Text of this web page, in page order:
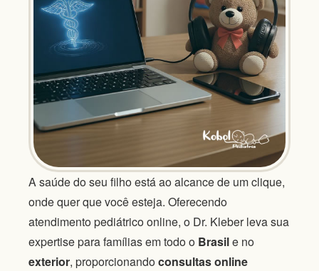
A saúde do seu filho está ao alcance de um clique,
onde quer que você esteja. Oferecendo
atendimento pediátrico online, o Dr. Kleber leva sua
expertise para famílias em todo o Brasile no
exterior, proporcionandoconsultas online